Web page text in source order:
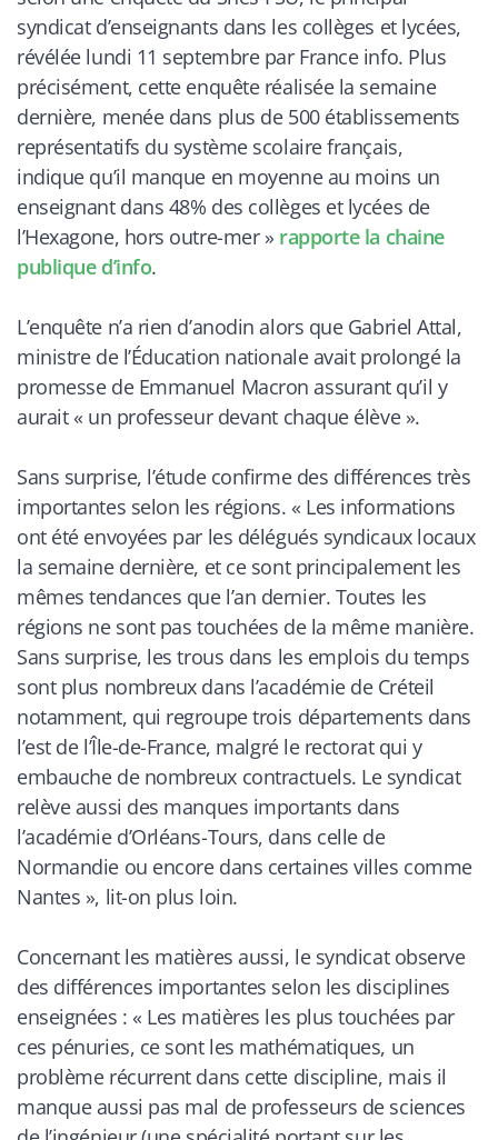
syndicat d’enseignants dans les collèges et lycées,
révélée lundi 11 septembre par France info. Plus
précisément, cette enquête réalisée la semaine
dernière, menée dans plus de 500 établissements
représentatifs du système scolaire français,
indique qu’il manque en moyenne au moins un
enseignant dans 48% des collèges et lycées de
l’Hexagone, hors outre-mer» rapporte la chaine
publique d’info.
L’enquête n’a rien d’anodin alors que Gabriel Attal,
ministre de l’Éducation nationale avait prolongé la
promesse de Emmanuel Macron assurant qu’il y
aurait « un professeur devant chaque élève ».
Sans surprise, l’étude confirme des différences très
importantes selon les régions. « Les informations
ont été envoyées par les délégués syndicaux locaux
la semaine dernière, et ce sont principalement les
mêmes tendances que l’an dernier. Toutes les
régions ne sont pas touchées de la même manière.
Sans surprise, les trous dans les emplois du temps
sont plus nombreux dans l’académie de Créteil
notamment, qui regroupe trois départements dans
l’est de l’Île-de-France, malgré le rectorat qui y
embauche de nombreux contractuels. Le syndicat
relève aussi des manques importants dans
l’académie d’Orléans-Tours, dans celle de
Normandie ou encore dans certaines villes comme
Nantes », lit-on plus loin.
Concernant les matières aussi, le syndicat observe
des différences importantes selon les disciplines
enseignées : « Les matières les plus touchées par
ces pénuries, ce sont les mathématiques, un
problème récurrent dans cette discipline, mais il
manque aussi pas mal de professeurs de sciences